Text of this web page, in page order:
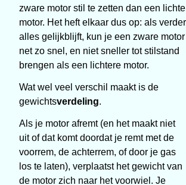
zware motor stil te zetten dan een lichte
motor. Het heft elkaar dus op: als verder
alles gelijkblijft, kun je een zware motor
net zo snel, en niet sneller tot stilstand
brengen als een lichtere motor.
Wat wel veel verschil maakt is de
gewichtsverdeling.
Als je motor afremt (en het maakt niet
uit of dat komt doordat je remt met de
voorrem, de achterrem, of door je gas
los te laten), verplaatst het gewicht van
de motor zich naar het voorwiel. Je